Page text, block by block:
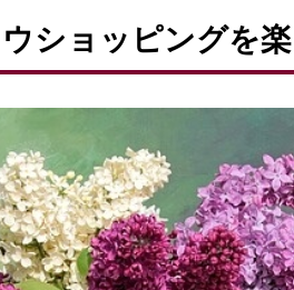
ショッピングを